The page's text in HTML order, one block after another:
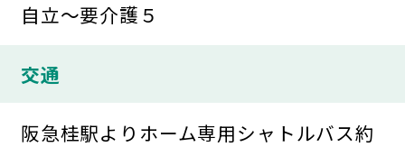
自立～要介護５
交通
阪急桂駅よりホーム専用シャトルバス約